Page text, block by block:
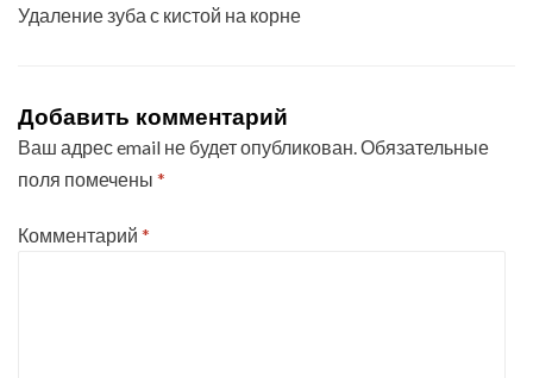
Удаление зуба с кистой на корне
Добавить комментарий
Ваш адрес email не будет опубликован.Обязательные
поля помечены *
Комментарий *